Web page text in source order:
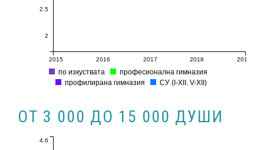
2015 2016 2017 2018 2019
2
2.5
по изкуствата
професионална гимназия
профилирана гимназия
СУ (I-XII. V-XII)
ОТ 3 000 ДО 15 000 ДУШИ
4.6